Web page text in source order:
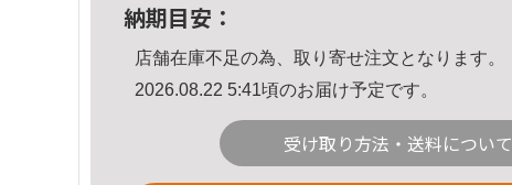
納期目安：
店舗在庫不足の為、取り寄せ注文となります。
2026.08.22 5:41頃のお届け予定です。
受け取り方法・送料について